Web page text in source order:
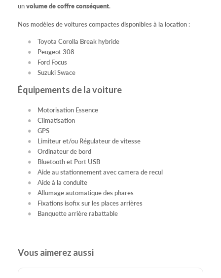
unvolume de coffre conséquent.
Nos modèles de voitures compactes disponibles à la location :
Toyota Corolla Break hybride
Peugeot 308
Ford Focus
Suzuki Swace
Équipements de la voiture
Motorisation Essence
Climatisation
GPS
Limiteur et/ou Régulateur de vitesse
Ordinateur de bord
Bluetooth et Port USB
Aide au stationnement avec camera de recul
Aide à la conduite
Allumage automatique des phares
Fixations isofix sur les places arrières
Banquette arrière rabattable
Vous aimerez aussi